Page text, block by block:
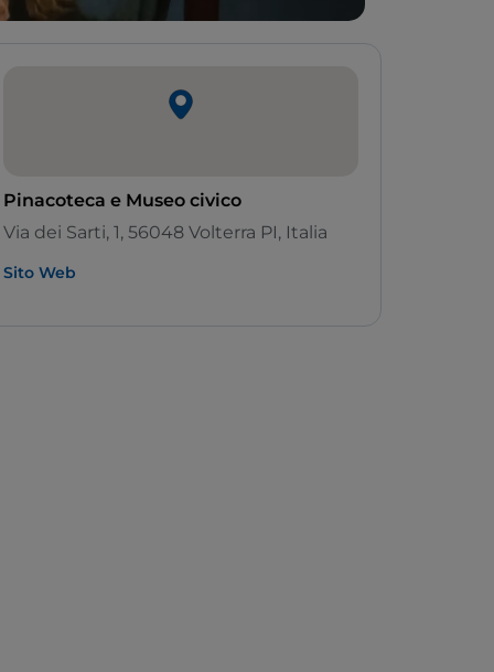
Pinacoteca e Museo civico
Via dei Sarti, 1, 56048 Volterra PI, Italia
Sito Web